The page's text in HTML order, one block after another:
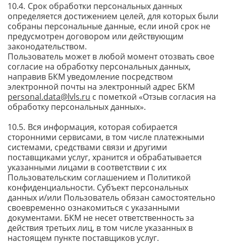
Срок обработки персональных данных
определяется достижением целей, для которых были
собраны персональные данные, если иной срок не
предусмотрен договором или действующим
законодательством.
Пользователь может в любой момент отозвать свое
согласие на обработку персональных данных,
направив БКМ уведомление посредством
электронной почты на электронный адрес БКМ
personal.data@lvls.ru с пометкой «Отзыв согласия на
обработку персональных данных».
Вся информация, которая собирается
сторонними сервисами, в том числе платежными
системами, средствами связи и другими
поставщиками услуг, хранится и обрабатывается
указанными лицами в соответствии с их
Пользовательским соглашением и Политикой
конфиденциальности. Субъект персональных
данных и/или Пользователь обязан самостоятельно
своевременно ознакомиться с указанными
документами. БКМ не несет ответственность за
действия третьих лиц, в том числе указанных в
настоящем пункте поставщиков услуг.